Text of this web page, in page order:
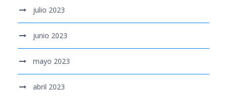
julio 2023
junio 2023
mayo 2023
abril 2023